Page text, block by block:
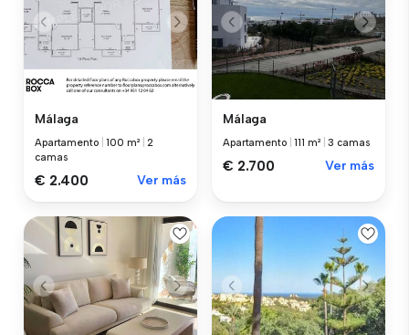
Málaga
Apartamento |100 m² |2
camas
€ 2.400 Ver más
Málaga
Apartamento |111 m² |3 camas
€ 2.700 Ver más